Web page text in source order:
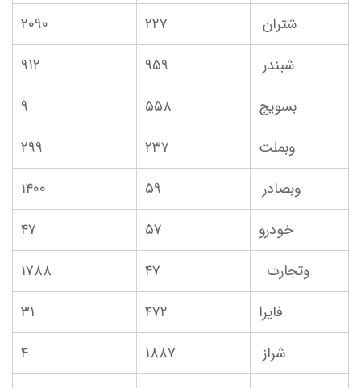
شتران ۲۲۷
۲۰۹۰
شبندر
۹۵۹
۹۱۲
بسویچ
۵۵۸
۹
وبملت
۲۳۷
۲۹۹
وبصادر
۵۹
۱۴۰۰
خودرو
۵۷
۴۷
وتجارت
۴۷
۱۷۸۸
فایرا
۴۷۲
۳۱
شراز
۱۸۸۷
۴